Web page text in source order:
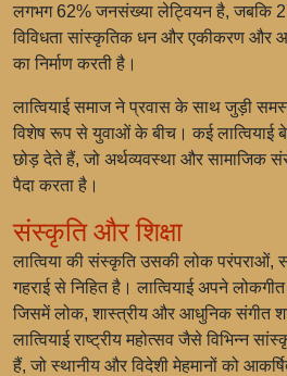
लगभग 62% जनसंख्या लेट्वियन है, जबकि
विविधता सांस्कृतिक धन और एकीकरण और
का निर्माण करती है।
लात्वियाई समाज ने प्रवास के साथ जुड़ी
विशेष रूप से युवाओं के बीच। कई लात्वियाई
छोड़ देते हैं, जो अर्थव्यवस्था और सामाजिक
पैदा करता है।
संस्कृति और शिक्षा
लात्विया की संस्कृति उसकी लोक परंपराओं,
गहराई से निहित है। लात्वियाई अपने
जिसमें लोक, शास्त्रीय और आधुनिक संगीत
लात्वियाई राष्ट्रीय महोत्सव जैसे विभिन्न
हैं, जो स्थानीय और विदेशी मेहमानों को